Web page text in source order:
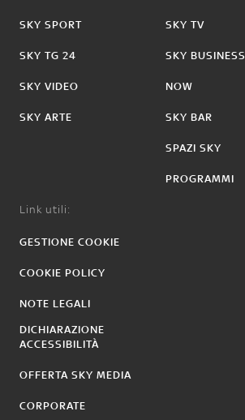
SKY SPORT
SKY TG 24
SKY VIDEO
SKY ARTE
SKY TV
SKY BUSINESS
NOW
SKY BAR
SPAZI SKY
PROGRAMMI
Link utili:
GESTIONE COOKIE
COOKIE POLICY
NOTE LEGALI
DICHIARAZIONE
ACCESSIBILITÀ
OFFERTA SKY MEDIA
CORPORATE